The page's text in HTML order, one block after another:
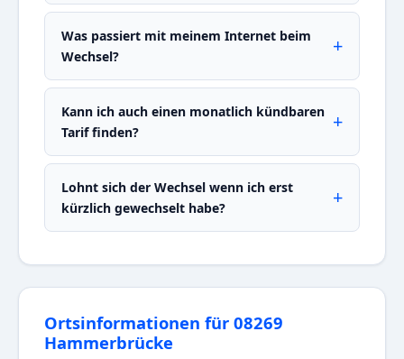
Was passiert mit meinem Internet beim
Wechsel?
Kann ich auch einen monatlich kündbaren
Tarif finden?
Lohnt sich der Wechsel wenn ich erst
kürzlich gewechselt habe?
Ortsinformationen für 08269
Hammerbrücke